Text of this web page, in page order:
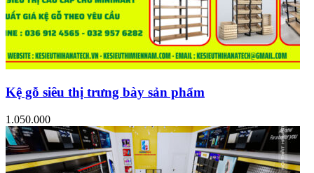
Kệ gỗ siêu thị trưng bày sản phẩm
1.050.000